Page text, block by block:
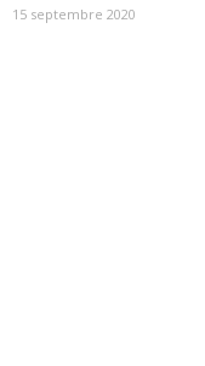
15 septembre 2020